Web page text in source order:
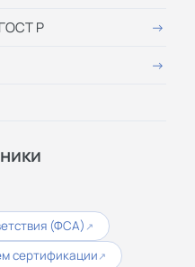
Р
(ФСА) ↗
сертификации ↗